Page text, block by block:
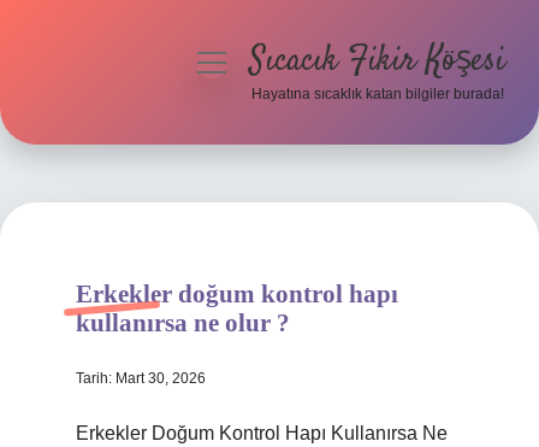
Hakkımızda
menüyüSıcacık Fikir Köşesi
Hayatına sıcaklık katan bilgiler burada!
Erkekler doğum kontrol hapı
kullanırsa ne olur ?
Tarih: Mart 30, 2026
Erkekler Doğum Kontrol Hapı Kullanırsa Ne